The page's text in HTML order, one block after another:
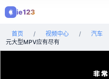
ie123
全部分类
首页 / 视频中心 / 汽车
元大型MPV应有尽有